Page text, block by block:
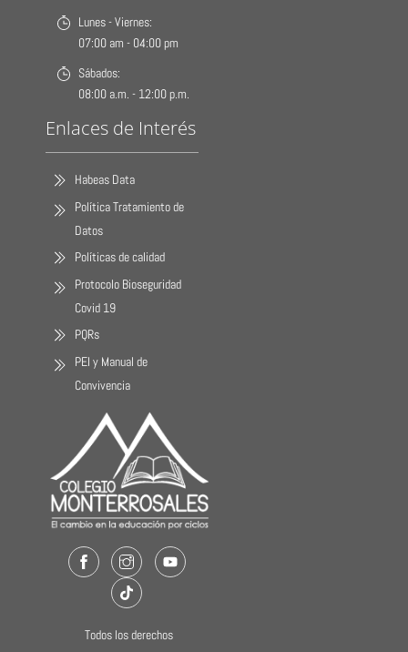
Lunes - Viernes:
07:00 am - 04:00 pm
Sábados:
08:00 a.m. - 12:00 p.m.
Enlaces de Interés
Habeas Data
Política Tratamiento de
Datos
Políticas de calidad
Protocolo Bioseguridad
Covid 19
PQRs
PEI y Manual de
Convivencia
FacebookInstagramYoutube
TikTok
Todos los derechos